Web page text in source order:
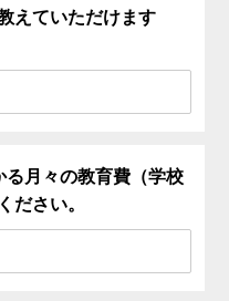
えていただけます
る月々の教育費（学校
ださい。